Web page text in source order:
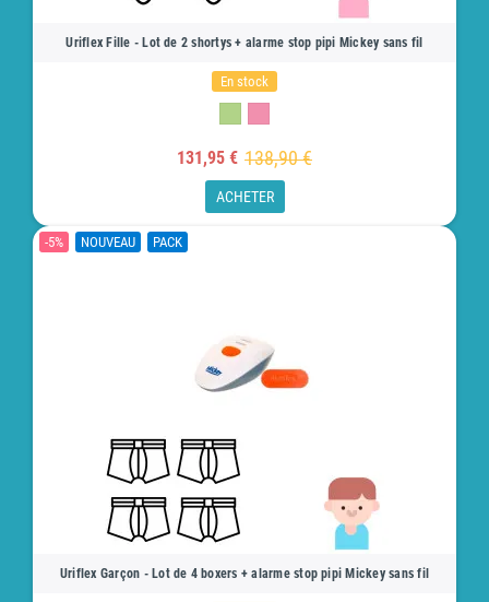
Uriflex Fille - Lot de 2 shortys + alarme stop pipi Mickey sans fil
En stock
131,95 € 138,90 €
ACHETER
-5% NOUVEAU PACK
Uriflex Garçon - Lot de 4 boxers + alarme stop pipi Mickey sans fil